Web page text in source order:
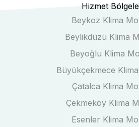
Hizmet
Beykoz Klima
Beylikdüzü Klima
Beyoğlu Klima
Büyükçekmece
Çatalca Klima
Çekmeköy Klima
Esenler Klima